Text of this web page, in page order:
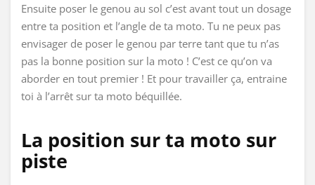
Ensuite poser le genou au sol c’est avant tout un dosage
entre ta position et l’angle de ta moto. Tu ne peux pas
envisager de poser le genou par terre tant que tu n’as
pas la bonne position sur la moto ! C’est ce qu’on va
aborder en tout premier ! Et pour travailler ça, entraine
toi à l’arrêt sur ta moto béquillée.
La position sur ta moto sur
piste